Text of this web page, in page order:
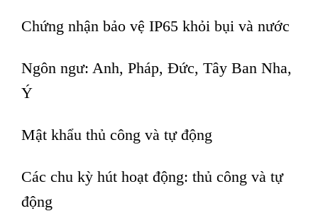
Chứng nhận bảo vệ IP65 khỏi bụi và nước
Ngôn ngư: Anh, Pháp, Đức, Tây Ban Nha,
Ý
Mật khẩu thủ công và tự động
Các chu kỳ hút hoạt động: thủ công và tự
động